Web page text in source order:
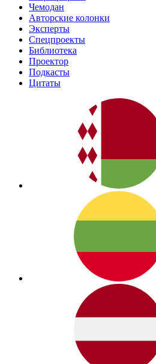
Чемодан
Авторские колонки
Эксперты
Спецпроекты
Библиотека
Проектор
Подкасты
Цитаты